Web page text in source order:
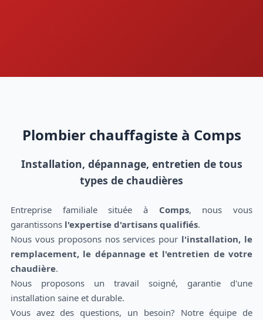
Plombier chauffagiste à Comps
Installation, dépannage, entretien de tous
types de chaudières
Entreprise familiale située à Comps, nous vous
garantissons l'expertise d'artisans qualifiés.
Nous vous proposons nos services pour l'installation, le
remplacement, le dépannage et l'entretien de votre
chaudière.
Nous proposons un travail soigné, garantie d'une
installation saine et durable.
Vous avez des questions, un besoin? Notre équipe de